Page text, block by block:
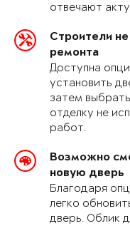
отвечают
Строители
ремонта
Доступна
установить
затем
отделку не
работ.
Возможно
новую дверь
Благодаря
легко
дверь. Облик